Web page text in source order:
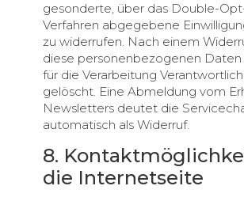
gesonderte, über das Double-
Verfahren abgegebene
zu widerrufen. Nach einem
diese personenbezogenen
für die Verarbeitung
gelöscht. Eine Abmeldung vom
Newsletters deutet die
automatisch als Widerruf.
8.
die Internetseite